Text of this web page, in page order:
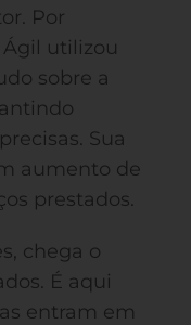
Por
utilizou
sobre a
Sua
aumento de
prestados.
chega o
É aqui
entram em